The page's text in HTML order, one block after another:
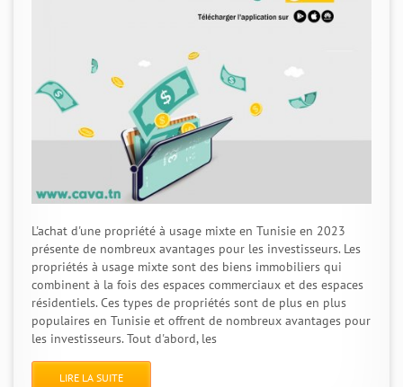
L'achat d'une propriété à usage mixte en Tunisie en 2023
présente de nombreux avantages pour les investisseurs. Les
propriétés à usage mixte sont des biens immobiliers qui
combinent à la fois des espaces commerciaux et des espaces
résidentiels. Ces types de propriétés sont de plus en plus
populaires en Tunisie et offrent de nombreux avantages pour
les investisseurs. Tout d'abord, les
LIRE LA SUITE